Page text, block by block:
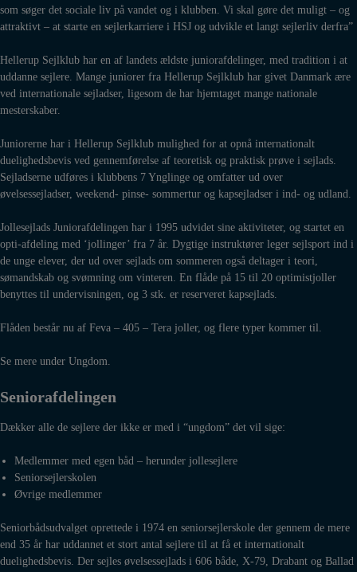
som søger det sociale liv på vandet og i klubben. Vi skal gøre det muligt – og
attraktivt – at starte en sejlerkarriere i HSJ og udvikle et langt sejlerliv derfra”
Hellerup Sejlklub har en af landets ældste juniorafdelinger, med tradition i at
uddanne sejlere. Mange juniorer fra Hellerup Sejlklub har givet Danmark ære
ved internationale sejladser, ligesom de har hjemtaget mange nationale
mesterskaber.
Juniorerne har i Hellerup Sejlklub mulighed for at opnå internationalt
duelighedsbevis ved gennemførelse af teoretisk og praktisk prøve i sejlads.
Sejladserne udføres i klubbens 7 Ynglinge og omfatter ud over
øvelsessejladser, weekend- pinse- sommertur og kapsejladser i ind- og udland.
Jollesejlads Juniorafdelingen har i 1995 udvidet sine aktiviteter, og startet en
opti-afdeling med ‘jollinger’ fra 7 år. Dygtige instruktører leger sejlsport ind i
de unge elever, der ud over sejlads om sommeren også deltager i teori,
sømandskab og svømning om vinteren. En flåde på 15 til 20 optimistjoller
benyttes til undervisningen, og 3 stk. er reserveret kapsejlads.
Flåden består nu af Feva – 405 – Tera joller, og flere typer kommer til.
Se mere under Ungdom.
Seniorafdelingen
Dækker alle de sejlere der ikke er med i “ungdom” det vil sige:
Medlemmer med egen båd – herunder jollesejlere
Seniorsejlerskolen
Øvrige medlemmer
Seniorbådsudvalget oprettede i 1974 en seniorsejlerskole der gennem de mere
end 35 år har uddannet et stort antal sejlere til at få et internationalt
duelighedsbevis. Der sejles øvelsessejlads i 606 både, X-79, Drabant og Ballad